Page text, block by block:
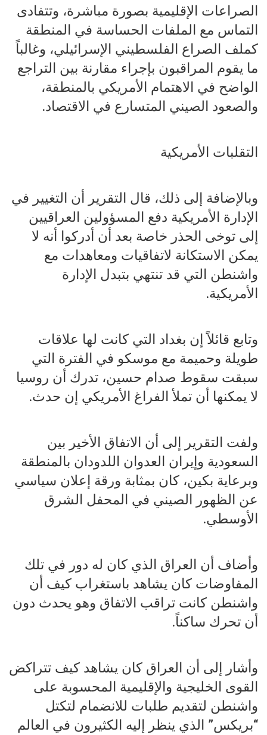
الصراعات الإقليمية بصورة مباشرة، وتتفادى
التماس مع الملفات الحساسة في المنطقة
كملف الصراع الفلسطيني الإسرائيلي، وغالباً
ما يقوم المراقبون بإجراء مقارنة بين التراجع
الواضح في الاهتمام الأمريكي بالمنطقة،
والصعود الصيني المتسارع في الاقتصاد.
التقلبات الأمريكية
وبالإضافة إلى ذلك، قال التقرير أن التغيير في
الإدارة الأمريكية دفع المسؤولين العراقيين
إلى توخى الحذر خاصة بعد أن أدركوا أنه لا
يمكن الاستكانة لاتفاقيات ومعاهدات مع
واشنطن التي قد تنتهي بتبدل الإدارة
الأمريكية.
وتابع قائلاً إن بغداد التي كانت لها علاقات
طويلة وحميمة مع موسكو في الفترة التي
سبقت سقوط صدام حسين، تدرك أن روسيا
لا يمكنها أن تملأ الفراغ الأمريكي إن حدث.
ولفت التقرير إلى أن الاتفاق الأخير بين
السعودية وإيران العدوان اللدودان بالمنطقة
وبرعاية بكين، كان بمثابة ورقة إعلان سياسي
عن الظهور الصيني في المحفل الشرق
الأوسطي.
وأضاف أن العراق الذي كان له دور في تلك
المفاوضات كان يشاهد باستغراب كيف أن
واشنطن كانت تراقب الاتفاق وهو يحدث دون
أن تحرك ساكناً.
وأشار إلى أن العراق كان يشاهد كيف تتراكض
القوى الخليجية والإقليمية المحسوبة على
واشنطن لتقديم طلبات للانضمام لتكتل
“بريكس” الذي ينظر إليه الكثيرون في العالم